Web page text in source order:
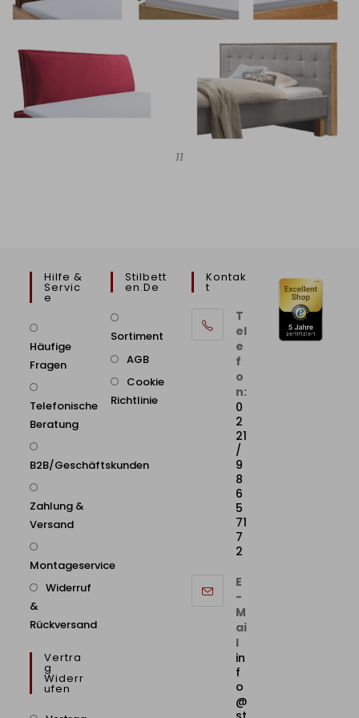
11
Hilfe &
Servic
E
Häufige
Fragen
Telefonische
Beratung
B2B/Geschäftskunden
Zahlung &
Versand
Montageservice
Widerruf
&
Rückversand
Vertra
G
Widerr
Ufen
Stilbett
En.de
Sortiment
AGB
Cookie
Richtlinie
Kontak
T
T
el
e
f
o
n:
0
2
21
/
9
8
6
5
71
7
2
E
-
M
ai
l
in
f
o
@